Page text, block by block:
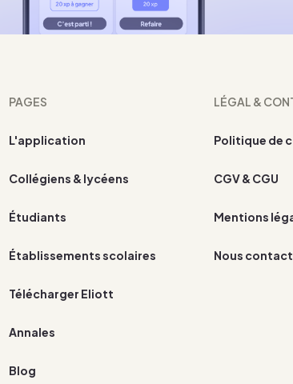
PAGES
L'application
Collégiens & lycéens
Étudiants
Établissements scolaires
Télécharger Eliott
Annales
Blog
LÉGAL &
Politique de
CGV & CGU
Mentions
Nous